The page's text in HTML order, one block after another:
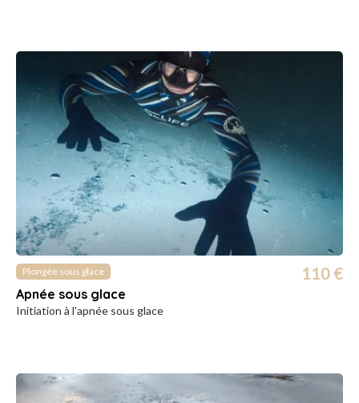
Plongée sous glace
Apnée sous glace
110 €
Initiation à l'apnée sous glace